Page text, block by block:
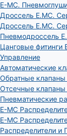
E-MC.
Дроссель E.MC.
Дроссель E.MC.
Пневмодроссель
Цанговые фитинги
Управление
Автоматические
Обратные клапаны
Отсечные клапаны
Пневматические
E-MC
E-MC
Распределители и